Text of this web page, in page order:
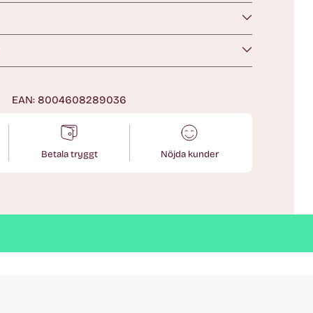
EAN: 8004608289036
Betala tryggt Nöjda kunder